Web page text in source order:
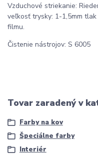
Vzduchové striekanie:
veľkosť trysky: 1-1,5mm
filmu.
Čistenie nástrojov: S 6005
Tovar zaradený v
Farby na kov
Špeciálne farby
Interiér